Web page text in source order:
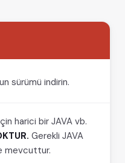
sürümü indirin.
harici bir JAVA vb.
Gerekli JAVA
mevcuttur.